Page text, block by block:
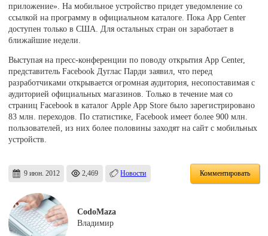
приложение». На мобильное устройство придет уведомление со
ссылкой на программу в официальном каталоге. Пока App Center
доступен только в США. Для остальных стран он заработает в
ближайшие недели.
Выступая на пресс-конференции по поводу открытия App Center,
представитель Facebook Дуглас Парди заявил, что перед
разработчиками открывается огромная аудитория, несопоставимая с
аудиторией официальных магазинов. Только в течение мая со
страниц Facebook в каталог Apple App Store было зарегистрировано
83 млн. переходов. По статистике, Facebook имеет более 900 млн.
пользователей, из них более половины заходят на сайт с мобильных
устройств.
9 июн. 2012 2,469 Новости Комментировать
CodoMaza
Владимир